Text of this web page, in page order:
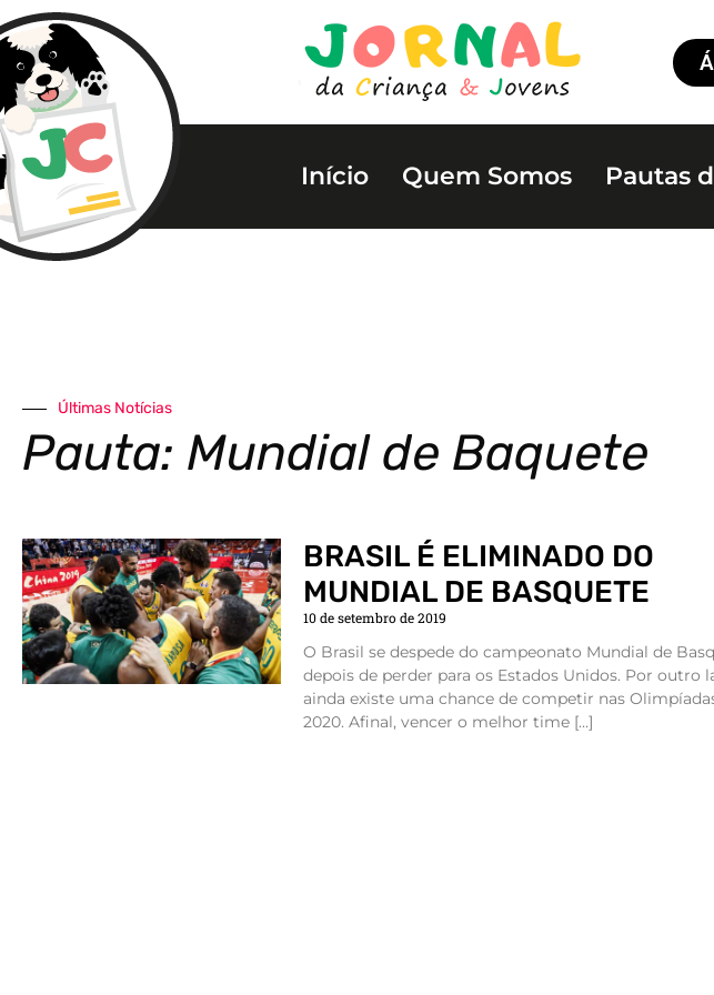
Início Quem Somos Pautas
Últimas Notícias
Pauta: Mundial de Baquete
BRASIL É ELIMINADO DO
MUNDIAL DE BASQUETE
10 de setembro de 2019
O Brasil se despede do campeonato Mundial de
depois de perder para os Estados Unidos. Por outro
ainda existe uma chance de competir nas
2020. Afinal, vencer o melhor time […]